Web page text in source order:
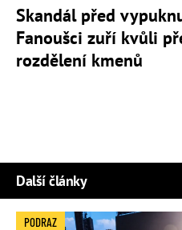
Skandál před
Fanoušci zuří kvůli
rozdělení kmenů
Další články
PODRAZ